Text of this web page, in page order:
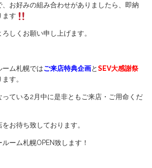
お好みの組み合わせがありましたら、即納
ます
しくお願い申し上げます。
ーム札幌ではご来店特典企画とSEV大感謝祭
す。
っている2月中に是非ともご来店・ご用命くだ
お待ち致しております。
ーム札幌OPEN致します！